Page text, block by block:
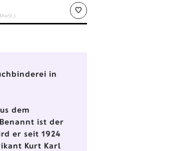
in
dem
ist der
er seit 1924
Kurt Karl